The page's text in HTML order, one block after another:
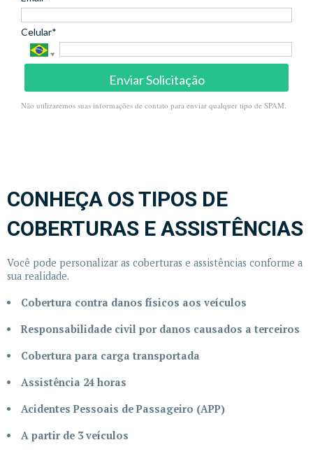
Celular*
Enviar Solicitação
Não utilizaremos suas informações de contato para enviar qualquer tipo de SPAM.
CONHEÇA OS TIPOS DE
COBERTURAS E ASSISTÊNCIAS
Você pode personalizar as coberturas e assistências conforme a
sua realidade.
Cobertura contra danos físicos aos veículos
Responsabilidade civil por danos causados a terceiros
Cobertura para carga transportada
Assistência 24 horas
Acidentes Pessoais de Passageiro (APP)
A partir de 3 veículos